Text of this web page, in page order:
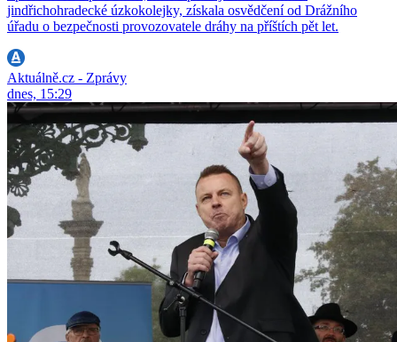
jindřichohradecké úzkokolejky, získala osvědčení od Drážního
úřadu o bezpečnosti provozovatele dráhy na příštích pět let.
Aktuálně.cz - Zprávy
dnes, 15:29